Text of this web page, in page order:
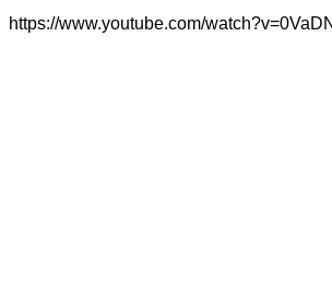
https://www.youtube.com/